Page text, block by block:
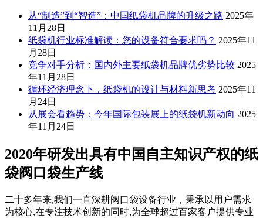
从“制造”到“智造”：中国纸袋机品牌的升级之路 2025年
11月28日
纸袋机行业标准解读：您的设备符合要求吗？ 2025年11
月28日
竞争对手分析：国内外主要纸袋机品牌优劣势比较 2025
年11月28日
循环经济理念下，纸袋机的设计与材料新思考 2025年11
月24日
从展会看趋势：今年国际包装展上的纸袋机新动向 2025
年11月24日
2020年研发出具有中国自主知识产权的纸
袋阀口袋生产线
二十多年来,我们一直深耕阀口袋设备行业，秉承以用户需求
为核心,在专注技术创新的同时,为全球超过百家客户提供专业